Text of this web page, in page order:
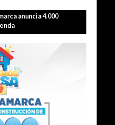
anuncia 4.000